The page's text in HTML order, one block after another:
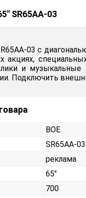
SR65AA-03
03 с
акциях,
и
Подключить
BOE
SR65AA-03
реклама
65"
700